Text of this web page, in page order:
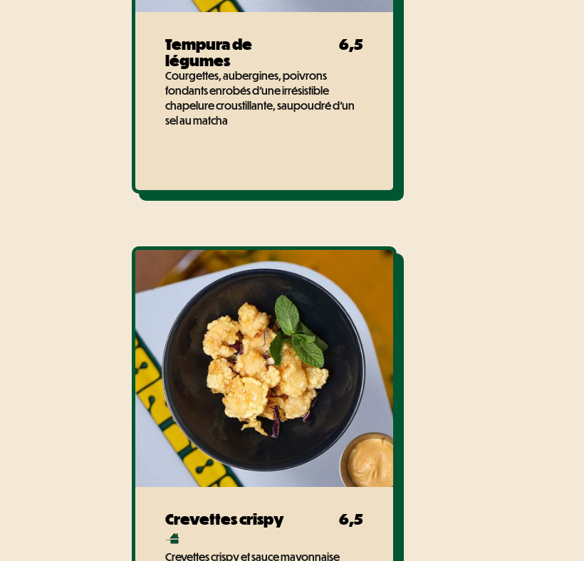
Tempura de
légumes
6,5
Courgettes, aubergines, poivrons
fondants enrobés d'une irrésistible
chapelure croustillante, saupoudré d'un
sel au matcha
Crevettes crispy 6,5
Crevettes crispy et sauce mayonnaise